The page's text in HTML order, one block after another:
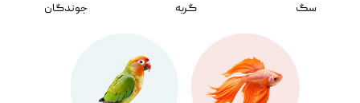
سگ گربه جوندگان